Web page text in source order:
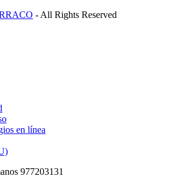
- All Rights Reserved
en línea
977203131